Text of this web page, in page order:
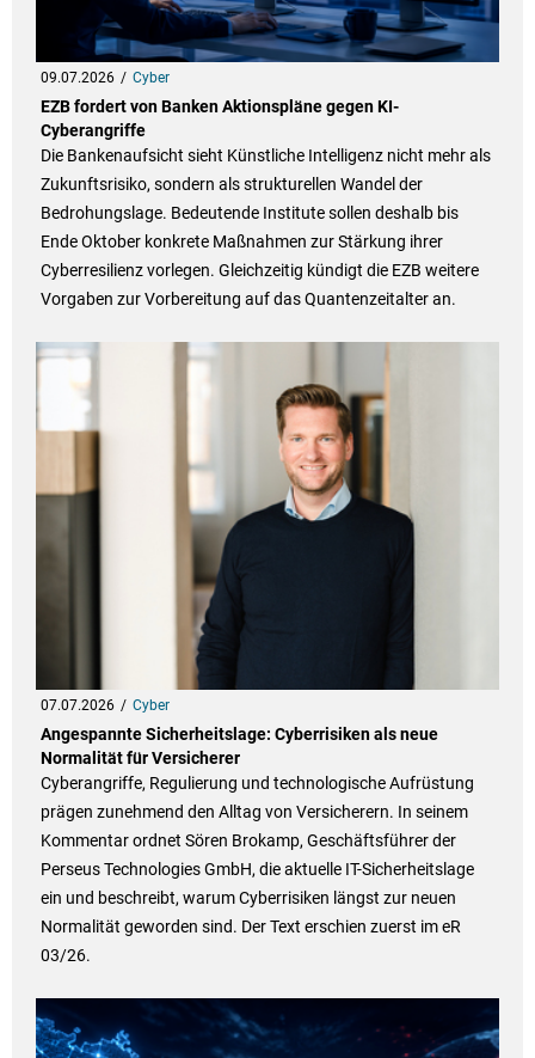
09.07.2026 Cyber
EZB fordert von Banken Aktionspläne gegen KI-
Cyberangriffe
Die Bankenaufsicht sieht Künstliche Intelligenz nicht mehr als
Zukunftsrisiko, sondern als strukturellen Wandel der
Bedrohungslage. Bedeutende Institute sollen deshalb bis
Ende Oktober konkrete Maßnahmen zur Stärkung ihrer
Cyberresilienz vorlegen. Gleichzeitig kündigt die EZB weitere
Vorgaben zur Vorbereitung auf das Quantenzeitalter an.
07.07.2026 Cyber
Angespannte Sicherheitslage: Cyberrisiken als neue
Normalität für Versicherer
Cyberangriffe, Regulierung und technologische Aufrüstung
prägen zunehmend den Alltag von Versicherern. In seinem
Kommentar ordnet Sören Brokamp, Geschäftsführer der
Perseus Technologies GmbH, die aktuelle IT-Sicherheitslage
ein und beschreibt, warum Cyberrisiken längst zur neuen
Normalität geworden sind. Der Text erschien zuerst im eR
03/26.